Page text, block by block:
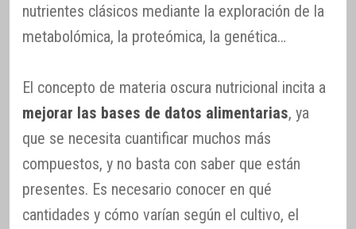
nutrientes clásicos mediante la exploración de la
metabolómica, la proteómica, la genética…
El concepto de materia oscura nutricional incita a
mejorar las bases de datos alimentarias, ya
que se necesita cuantificar muchos más
compuestos, y no basta con saber que están
presentes. Es necesario conocer en qué
cantidades y cómo varían según el cultivo, el